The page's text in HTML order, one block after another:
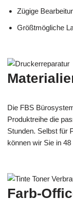
Zügige
Größtmögliche
Die FBS
Produktreihe die
Stunden. Selbst für
können wir Sie in
Farb-